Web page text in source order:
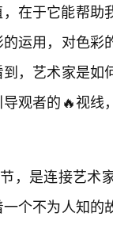
在于它能帮
运用，对色
，艺术家是
观者的🔥视
，是连接艺
个不为人知